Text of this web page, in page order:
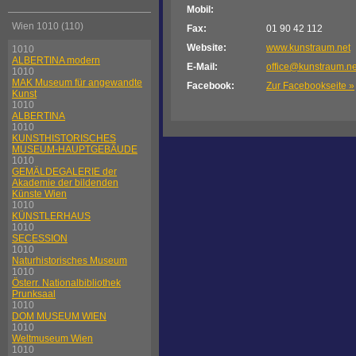
Wien 1010 (110)
1010
ALBERTINA modern
1010
MAK Museum für angewandte
Kunst
1010
ALBERTINA
1010
KUNSTHISTORISCHES
MUSEUM-HAUPTGEBÄUDE
1010
GEMÄLDEGALERIE der
Akademie der bildenden
Künste Wien
1010
KÜNSTLERHAUS
1010
SECESSION
1010
Naturhistorisches Museum
1010
Österr. Nationalbibliothek
Prunksaal
1010
DOM MUSEUM WIEN
1010
Weltmuseum Wien
1010
Mobil:
Fax:
01 90 42 112
Website:
www.kunstraum.net
E-Mail:
Facebook:
Zur Facebookseite »